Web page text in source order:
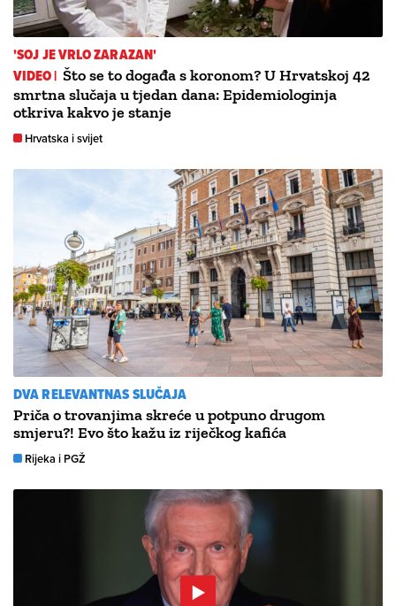
'SOJ JE VRLO ZARAZAN'
VIDEO | Što se to događa s koronom? U Hrvatskoj 42
smrtna slučaja u tjedan dana: Epidemiologinja
otkriva kakvo je stanje
Hrvatska i svijet
DVA RELEVANTNAS SLUČAJA
Priča o trovanjima skreće u potpuno drugom
smjeru?! Evo što kažu iz riječkog kafića
Rijeka i PGŽ